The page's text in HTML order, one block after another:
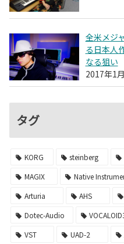
全米メジ
る日本人
なる狙い
2017年1
タグ
KORG steinberg
MAGIX
Native
Arturia
AHS
Dotec-Audio
VST
UAD-2